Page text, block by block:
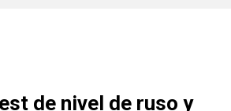
de nivel de ruso y